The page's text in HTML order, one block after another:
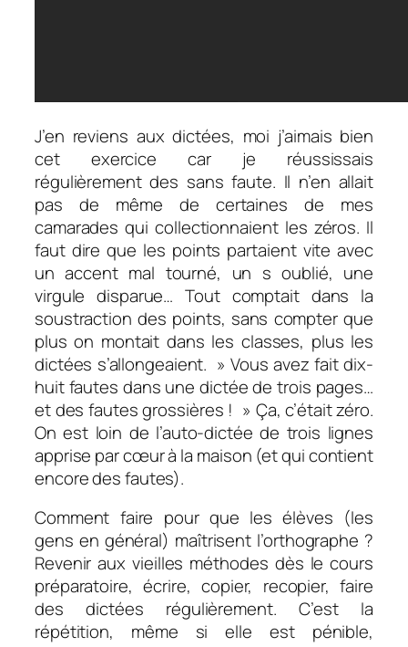
J’en reviens aux dictées, moi j’aimais bien
cet exercice car je réussissais
régulièrement des sans faute. Il n’en allait
pas de même de certaines de mes
camarades qui collectionnaient les zéros. Il
faut dire que les points partaient vite avec
un accent mal tourné, un s oublié, une
virgule disparue… Tout comptait dans la
soustraction des points, sans compter que
plus on montait dans les classes, plus les
dictées s’allongeaient. »Vous avez fait dix-
huit fautes dans une dictée de trois pages…
et des fautes grossières ! » Ça, c’était zéro.
On est loin de l’auto-dictée de trois lignes
apprise par cœur à la maison (et qui contient
encore des fautes).
Comment faire pour que les élèves (les
gens en général) maîtrisent l’orthographe ?
Revenir aux vieilles méthodes dès le cours
préparatoire, écrire, copier, recopier, faire
des dictées régulièrement. C’est la
répétition, même si elle est pénible,